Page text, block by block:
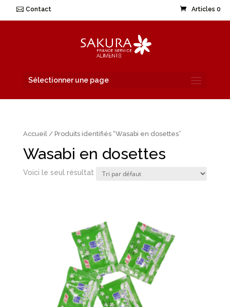
Contact Articles 0
Sélectionner une page
Accueil/ Produits identifiés “Wasabi en dosettes”
Wasabi en dosettes
Voici le seul résultat